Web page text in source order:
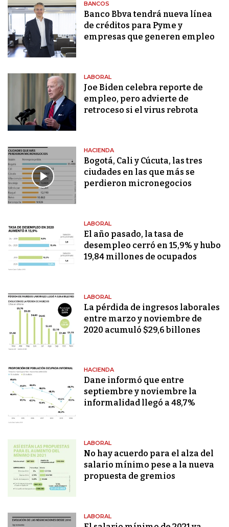
BANCOS
Banco Bbva tendrá nueva línea
de créditos para Pyme y
empresas que generen empleo
LABORAL
Joe Biden celebra reporte de
empleo, pero advierte de
retroceso si el virus rebrota
HACIENDA
Bogotá, Cali y Cúcuta, las tres
ciudades en las que más se
perdieron micronegocios
LABORAL
El año pasado, la tasa de
desempleo cerró en 15,9% y hubo
19,84 millones de ocupados
LABORAL
La pérdida de ingresos laborales
entre marzo y noviembre de
2020 acumuló $29,6 billones
HACIENDA
Dane informó que entre
septiembre y noviembre la
informalidad llegó a 48,7%
LABORAL
No hay acuerdo para el alza del
salario mínimo pese a la nueva
propuesta de gremios
LABORAL